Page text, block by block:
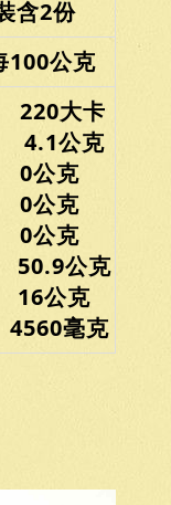
含2份
克
大卡
公克
克
公克
公克
公克
克
毫克